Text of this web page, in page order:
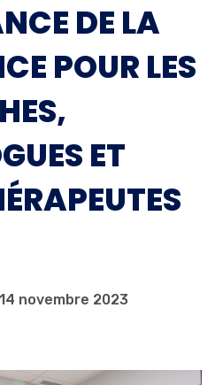
DE LA
POUR LES
ET
14 novembre 2023